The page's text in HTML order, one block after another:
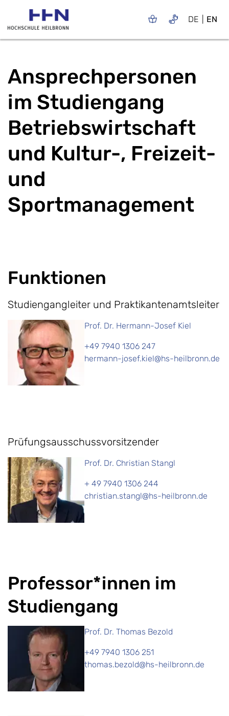
DE EN
Ansprechpersonen
im Studiengang
Betriebswirtschaft
und Kultur-, Freizeit-
und
Sportmanagement
Funktionen
Studiengangleiter und Praktikantenamtsleiter
Prof. Dr. Hermann-Josef Kiel
+49 7940 1306 247
hermann-josef.kiel@hs-heilbronn.de
Prüfungsausschussvorsitzender
Prof. Dr. Christian Stangl
+ 49 7940 1306 244
christian.stangl@hs-heilbronn.de
Professor*innen im
Studiengang
Prof. Dr. Thomas Bezold
+49 7940 1306 251
thomas.bezold@hs-heilbronn.de